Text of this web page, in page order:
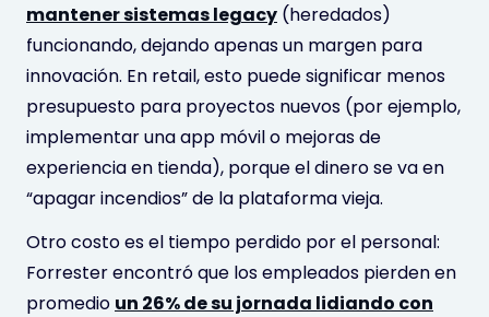
mantener sistemas legacy (heredados)
funcionando, dejando apenas un margen para
innovación. En retail, esto puede significar menos
presupuesto para proyectos nuevos (por ejemplo,
implementar una app móvil o mejoras de
experiencia en tienda), porque el dinero se va en
“apagar incendios” de la plataforma vieja.
Otro costo es el tiempo perdido por el personal:
Forrester encontró que los empleados pierden en
promedio un 26% de su jornada lidiando con